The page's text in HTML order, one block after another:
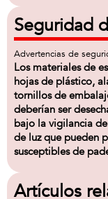
Seguridad
Advertencias de
Los materiales de
hojas de plástico,
tornillos de
deberían ser
bajo la vigilancia
de luz que pueden
susceptibles de
Artículos